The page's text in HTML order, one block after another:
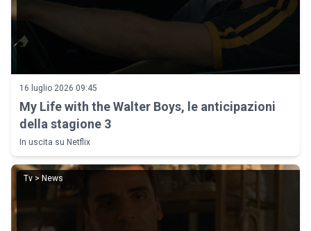
16 luglio 2026 09:45
My Life with the Walter Boys, le anticipazioni
della stagione 3
In uscita su Netflix
Tv > News